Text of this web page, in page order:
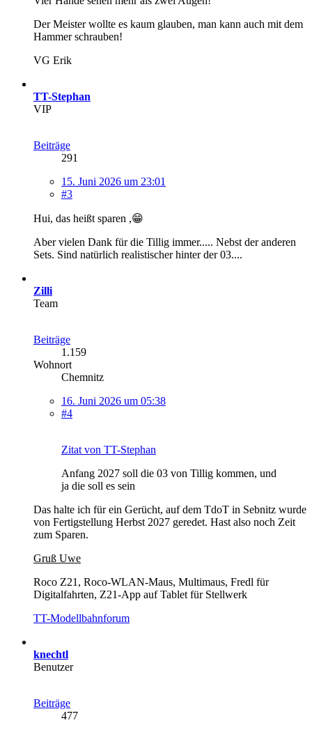
Der Meister wollte es kaum glauben, man kann auch mit dem
Hammer schrauben!
VG Erik
TT-Stephan
VIP
Beiträge
291
15. Juni 2026 um 23:01
#3
Hui, das heißt sparen ,😁
Aber vielen Dank für die Tillig immer..... Nebst der anderen
Sets. Sind natürlich realistischer hinter der 03....
Zilli
Team
Beiträge
1.159
Wohnort
Chemnitz
16. Juni 2026 um 05:38
#4
Zitat von TT-Stephan
Anfang 2027 soll die 03 von Tillig kommen, und
ja die soll es sein
Das halte ich für ein Gerücht, auf dem TdoT in Sebnitz wurde
von Fertigstellung Herbst 2027 geredet. Hast also noch Zeit
zum Sparen.
Gruß Uwe
Roco Z21, Roco-WLAN-Maus, Multimaus, Fredl für
Digitalfahrten, Z21-App auf Tablet für Stellwerk
TT-Modellbahnforum
knechtl
Benutzer
Beiträge
477